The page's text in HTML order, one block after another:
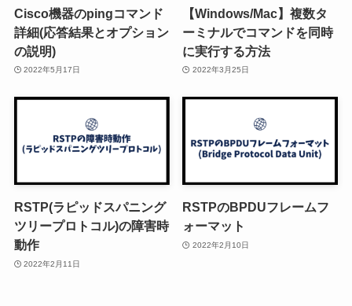
Cisco機器のpingコマンド
詳細(応答結果とオプション
の説明)
2022年5月17日
【Windows/Mac】複数タ
ーミナルでコマンドを同時
に実行する方法
2022年3月25日
RSTP(ラピッドスパニング
ツリープロトコル)の障害時
動作
2022年2月11日
RSTPのBPDUフレームフ
ォーマット
2022年2月10日